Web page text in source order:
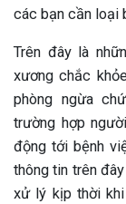
các bạn cần loại
Trên đây là
xương chắc
phòng ngừa
trường hợp
động tới bệnh
thông tin trên
xử lý kịp thời